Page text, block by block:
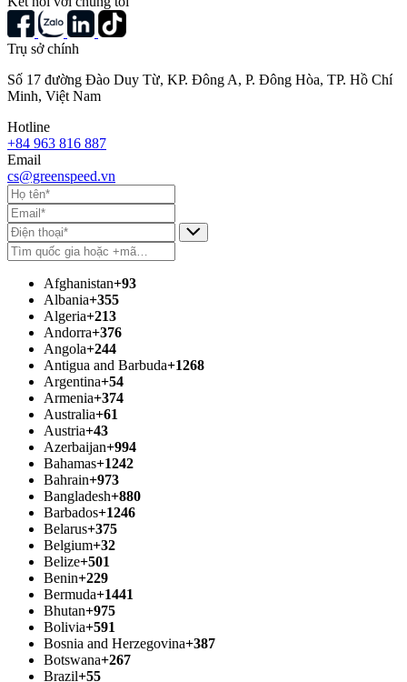
Trụ sở chính
Số 17 đường Đào Duy Từ, KP. Đông A, P. Đông Hòa, TP. Hồ Chí
Minh, Việt Nam
Hotline
+84 963 816 887
Email
cs@greenspeed.vn
Afghanistan+93
Albania+355
Algeria+213
Andorra+376
Angola+244
Antigua and Barbuda+1268
Argentina+54
Armenia+374
Australia+61
Austria+43
Azerbaijan+994
Bahamas+1242
Bahrain+973
Bangladesh+880
Barbados+1246
Belarus+375
Belgium+32
Belize+501
Benin+229
Bermuda+1441
Bhutan+975
Bolivia+591
Bosnia and Herzegovina+387
Botswana+267
Brazil+55